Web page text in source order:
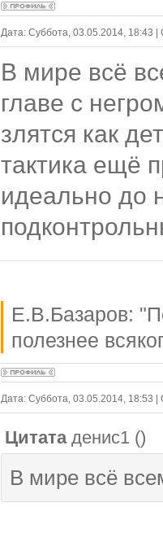
Дата: Суббота, 03.05.2014, 18:43
В мире всё
главе с
злятся как
тактика ещё
идеально до
Е.В.Базаров:
полезнее
Дата: Суббота, 03.05.2014, 18:53
Цитата денис1 ()
В мире всё